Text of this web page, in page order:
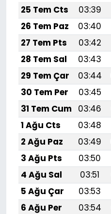
25 Tem Cts
03:39
26 Tem Paz
03:40
27 Tem Pts
03:42
28 Tem Sal
03:43
29 Tem Çar
03:44
30 Tem Per
03:45
31 Tem Cum
03:46
1 Ağu Cts
03:48
2 Ağu Paz
03:49
3 Ağu Pts
03:50
4 Ağu Sal
03:51
5 Ağu Çar
03:53
6 Ağu Per
03:54